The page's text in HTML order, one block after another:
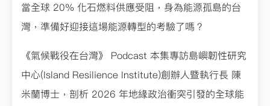
當全球 20% 化石燃料供應受阻，身為能源孤島的台
灣，準備好迎接這場能源轉型的考驗了嗎？
《氣候戰役在台灣》 Podcast 本集專訪島嶼韌性研究
中心(Island Resilience Institute)創辦人暨執行長 陳
米蘭博士，剖析 2026 年地緣政治衝突引發的全球能